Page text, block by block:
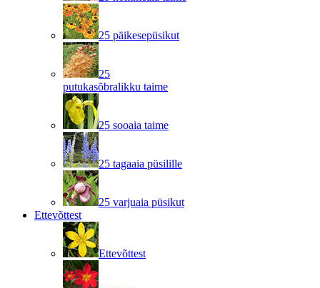
25 päikesepüsikut
25
putukasõbralikku taime
25 sooaia taime
25 tagaaia püsilille
25 varjuaia püsikut
Ettevõttest
Ettevõttest